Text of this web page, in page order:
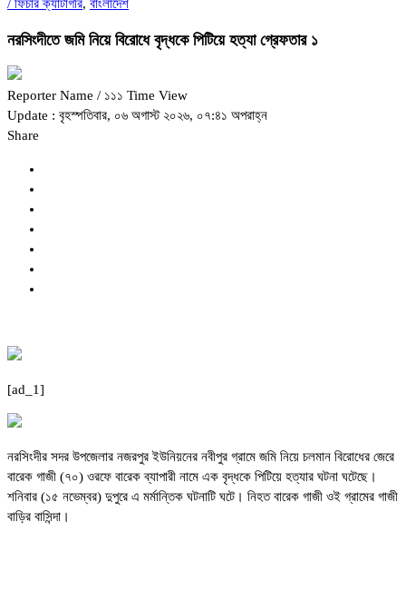
/ ফিচার ক্যাটাগরি, বাংলাদেশ
নরসিংদীতে জমি নিয়ে বিরোধে বৃদ্ধকে পিটিয়ে হত্যা গ্রেফতার ১
Reporter Name / ১১১ Time View
Update : বৃহস্পতিবার, ০৬ অগাস্ট ২০২৬, ০৭:৪১ অপরাহ্ন
Share
[ad_1]
নরসিংদীর সদর উপজেলার নজরপুর ইউনিয়নের নবীপুর গ্রামে জমি নিয়ে চলমান বিরোধের জেরে
বারেক গাজী (৭০) ওরফে বারেক ব্যাপারী নামে এক বৃদ্ধকে পিটিয়ে হত্যার ঘটনা ঘটেছে।
শনিবার (১৫ নভেম্বর) দুপুরে এ মর্মান্তিক ঘটনাটি ঘটে। নিহত বারেক গাজী ওই গ্রামের গাজী
বাড়ির বাসিন্দা।